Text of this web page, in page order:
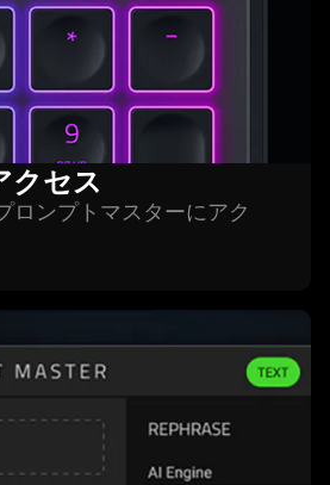
クセス
ロンプトマスターにアク